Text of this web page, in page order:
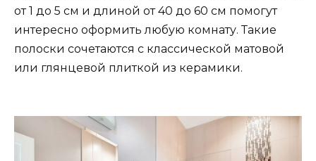
от 1 до 5 см и длиной от 40 до 60 см помогут
интересно оформить любую комнату. Такие
полоски сочетаются с классической матовой
или глянцевой плиткой из керамики.